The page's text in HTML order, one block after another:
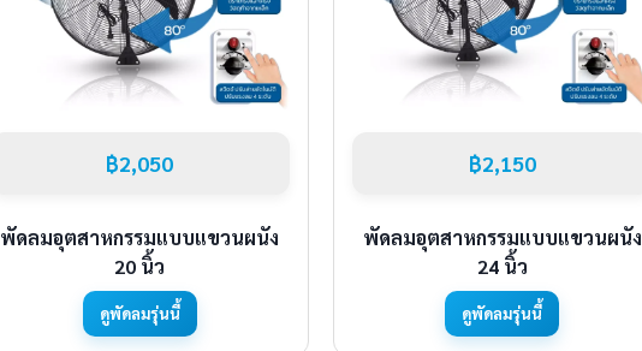
฿2,050
พัดลมอุตสาหกรรมแบบแขวนผนัง
20 นิ้ว
ดูพัดลมรุ่นนี้
฿2,150
พัดลมอุตสาหกรรมแบบแขวนผนัง
24 นิ้ว
ดูพัดลมรุ่นนี้